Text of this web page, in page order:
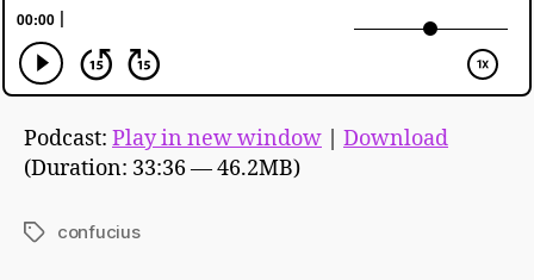
Podcast: Play in new window
Download
(Duration: 33:36 — 46.2MB)
Étiquettes
confucius